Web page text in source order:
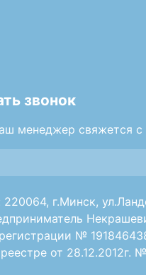
звонок
менеджер свяжется с
г.Минск,
№
от 28.12.2012г.